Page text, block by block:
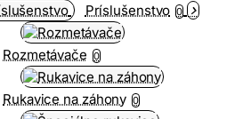
Príslušenstvo 0
Rozmetávače 0
Rukavice na záhony 0